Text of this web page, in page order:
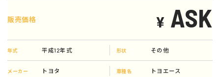
販売価格 ¥ ASK
年式 平成12年式 形状 その他
メーカー トヨタ 車種名 トヨエース